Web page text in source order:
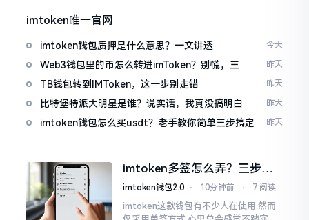
imtoken唯一官网
imtoken钱包质押是什么意思？一文讲透 今天
Web3钱包里的币怎么转进imToken？别慌，三步
搞定
昨天
TB钱包转到IMToken，这一步别走错 昨天
比特堡特派大明星是谁？说实话，我真没搞明白 昨天
imtoken钱包怎么买usdt？老手教你简单三步搞定 昨天
imtoken多签怎么弄？三步搞
定，资产更安全
imtoken钱包2.0 ⋅ 10分钟前 ⋅ 7 阅读
imtoken这款钱包有不少人在使用,然而